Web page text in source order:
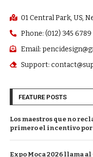
01 Central Park, US,
Phone: (012) 345 6789
Email:
Support:
FEATURE POSTS
Los maestros que no
primero el incentivo
Expo Moca 2026 llama